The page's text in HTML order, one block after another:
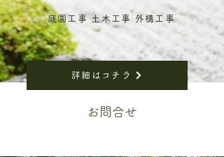
庭園工事 土木工事 外構工事
詳細はコチラ
​お問合せ